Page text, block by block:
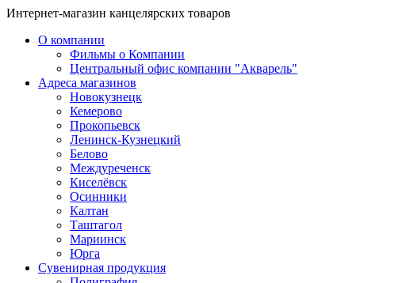
Интернет-магазин канцелярских товаров
О компании
Фильмы о Компании
Центральный офис компании "Акварель"
Адреса магазинов
Новокузнецк
Кемерово
Прокопьевск
Ленинск-Кузнецкий
Белово
Междуреченск
Киселёвск
Осинники
Калтан
Таштагол
Мариинск
Юрга
Сувенирная продукция